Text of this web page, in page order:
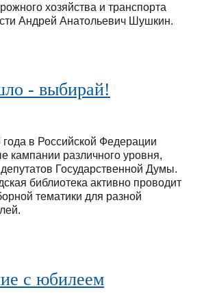
хозяйства и транспорта
Андрей Анатольевич Шушкин.
- выбирай!
года в Российской Федерации
кампании различного уровня,
Государственной Думы.
библиотека активно проводит
тематики для разной
с юбилеем